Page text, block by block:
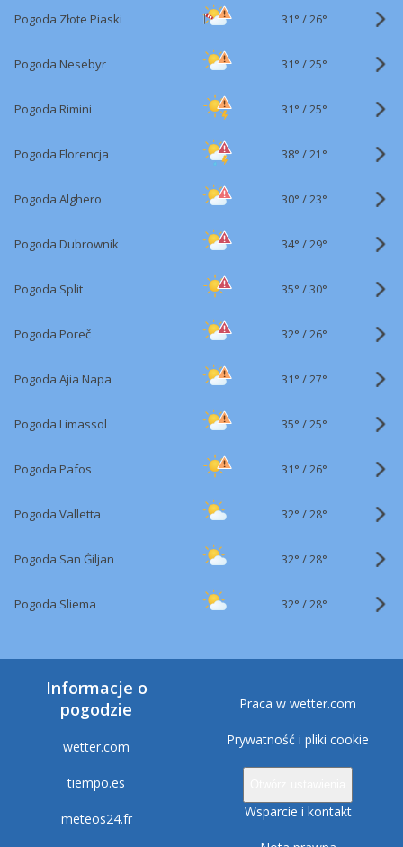
Pogoda Złote Piaski 31° /26°
Pogoda Nesebyr 31° /25°
Pogoda Rimini 31° /25°
Pogoda Florencja 38° /21°
Pogoda Alghero 30° /23°
Pogoda Dubrownik 34° /29°
Pogoda Split 35° /30°
Pogoda Poreč 32° /26°
Pogoda Ajia Napa 31° /27°
Pogoda Limassol 35° /25°
Pogoda Pafos 31° /26°
Pogoda Valletta 32° /28°
Pogoda San Ġiljan 32° /28°
Pogoda Sliema 32° /28°
Informacje o
pogodzie
wetter.com
tiempo.es
meteos24.fr
Praca w wetter.com
Prywatność i pliki cookie
Wsparcie i kontakt